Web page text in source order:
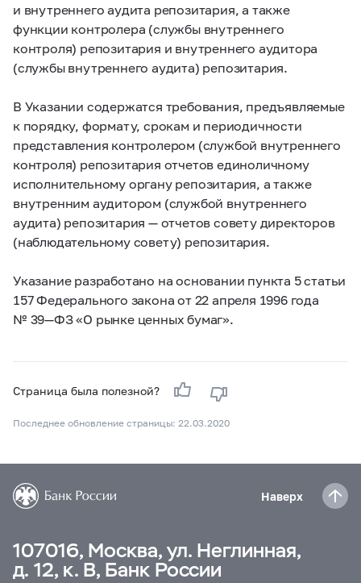
и внутреннего аудита репозитария, а также
функции контролера (службы внутреннего
контроля) репозитария и внутреннего аудитора
(службы внутреннего аудита) репозитария.
В Указании содержатся требования, предъявляемые
к порядку, формату, срокам и периодичности
представления контролером (службой внутреннего
контроля) репозитария отчетов единоличному
исполнительному органу репозитария, а также
внутренним аудитором (службой внутреннего
аудита) репозитария — отчетов совету директоров
(наблюдательному совету) репозитария.
Указание разработано на основании пункта 5 статьи
157 Федерального закона от 22 апреля 1996 года
№ 39—ФЗ «О рынке ценных бумаг».
Страница была полезной?
Последнее обновление страницы: 22.03.2020
Наверх
107016, Москва, ул. Неглинная,
д. 12, к. В, Банк России